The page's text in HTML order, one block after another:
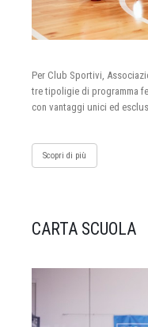
Per Club Sportivi,
tre tipoligie di programma
con vantaggi unici ed
Scopri di più
CARTA SCUOLA